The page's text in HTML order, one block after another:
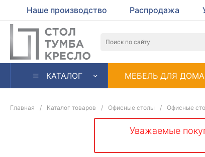
Наше производство Распродажа
КАТАЛОГ МЕБЕЛЬ ДЛЯ ДОМА
Главная / Каталог товаров / Офисные столы / Офисные
Уважаемые